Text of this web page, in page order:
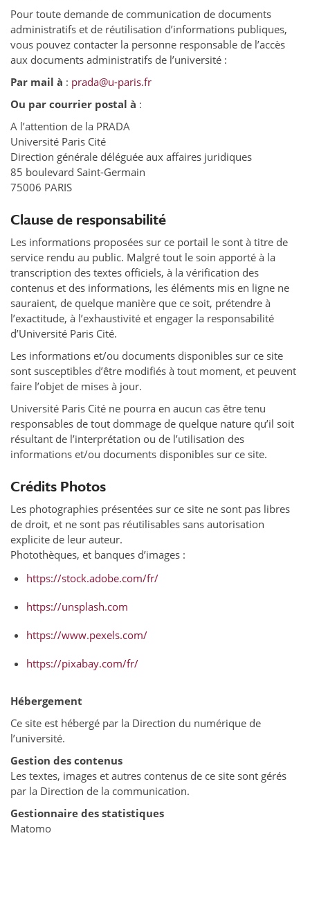
Pour toute demande de communication de documents
administratifs et de réutilisation d’informations publiques,
vous pouvez contacter la personne responsable de l’accès
aux documents administratifs de l’université :
Par mail à : prada@u-paris.fr
Ou par courrier postal à :
A l’attention de la PRADA
Université Paris Cité
Direction générale déléguée aux affaires juridiques
85 boulevard Saint-Germain
75006 PARIS
Clause de responsabilité
Les informations proposées sur ce portail le sont à titre de
service rendu au public. Malgré tout le soin apporté à la
transcription des textes officiels, à la vérification des
contenus et des informations, les éléments mis en ligne ne
sauraient, de quelque manière que ce soit, prétendre à
l’exactitude, à l’exhaustivité et engager la responsabilité
d’Université Paris Cité.
Les informations et/ou documents disponibles sur ce site
sont susceptibles d’être modifiés à tout moment, et peuvent
faire l’objet de mises à jour.
Université Paris Cité ne pourra en aucun cas être tenu
responsables de tout dommage de quelque nature qu’il soit
résultant de l’interprétation ou de l’utilisation des
informations et/ou documents disponibles sur ce site.
Crédits Photos
Les photographies présentées sur ce site ne sont pas libres
de droit, et ne sont pas réutilisables sans autorisation
explicite de leur auteur.
Photothèques, et banques d’images :
https://stock.adobe.com/fr/
https://unsplash.com
https://www.pexels.com/
https://pixabay.com/fr/
Hébergement
Ce site est hébergé par la Direction du numérique de
l’université.
Gestion des contenus
Les textes, images et autres contenus de ce site sont gérés
par la Direction de la communication.
Gestionnaire des statistiques
Matomo